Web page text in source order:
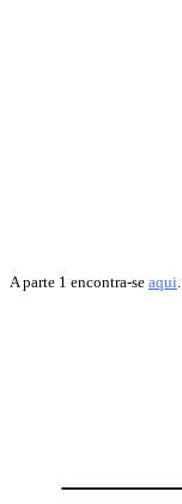
A parte 1 encontra-se aqui.